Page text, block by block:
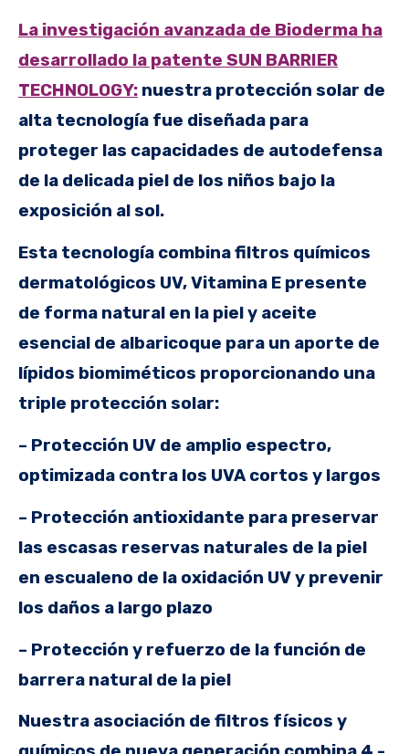
La investigación avanzada de Bioderma ha
desarrollado la patente SUN BARRIER
TECHNOLOGY: nuestra protección solar de
alta tecnología fue diseñada para
proteger las capacidades de autodefensa
de la delicada piel de los niños bajo la
exposición al sol.
Esta tecnología combina filtros químicos
dermatológicos UV, Vitamina E presente
de forma natural en la piel y aceite
esencial de albaricoque para un aporte de
lípidos biomiméticos proporcionando una
triple protección solar:
– Protección UV de amplio espectro,
optimizada contra los UVA cortos y largos
– Protección antioxidante para preservar
las escasas reservas naturales de la piel
en escualeno de la oxidación UV y prevenir
los daños a largo plazo
– Protección y refuerzo de la función de
barrera natural de la piel
Nuestra asociación de filtros físicos y